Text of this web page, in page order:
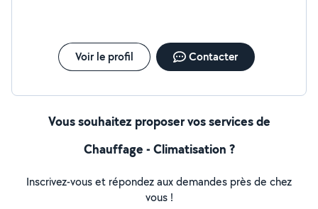
Voir le profil Contacter
Vous souhaitez proposer vos services de
Chauffage - Climatisation ?
Inscrivez-vous et répondez aux demandes près de chez
vous !